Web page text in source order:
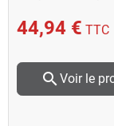
44,94 € TTC
search Voir le